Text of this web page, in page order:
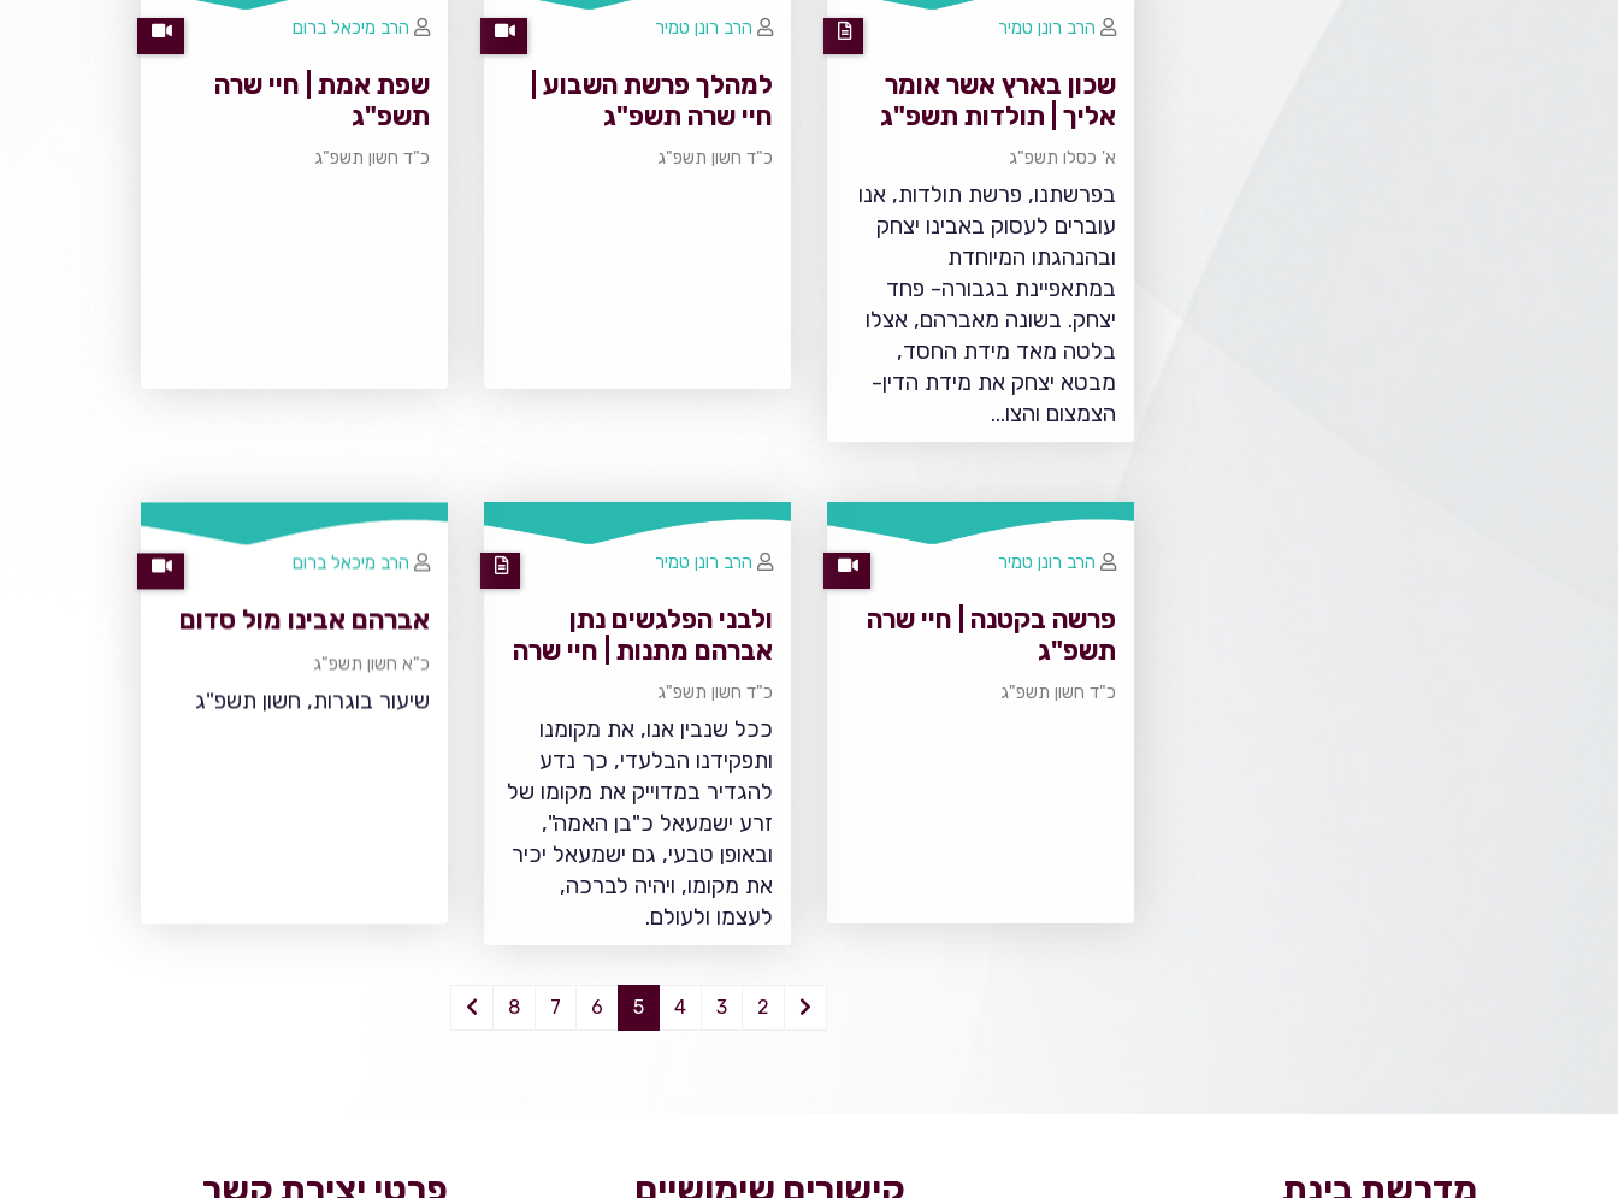
שכון בארץ אשר אומר
אליך | תולדות תשפ"ג
א' כסלו תשפ"ג
בפרשתנו, פרשת תולדות, אנו
עוברים לעסוק באבינו יצחק
ובהנהגתו המיוחדת
במתאפיינת בגבורה- פחד
יצחק. בשונה מאברהם, אצלו
בלטה מאד מידת החסד,
מבטא יצחק את מידת הדין-
הצמצום והצו…
הרב רונן טמיר
למהלך פרשת השבוע |
חיי שרה תשפ"ג
כ"ד חשון תשפ"ג
הרב רונן טמיר
שפת אמת | חיי שרה
תשפ"ג
כ"ד חשון תשפ"ג
הרב מיכאל ברום
פרשה בקטנה | חיי שרה
תשפ"ג
כ"ד חשון תשפ"ג
הרב רונן טמיר
ולבני הפלגשים נתן
אברהם מתנות | חיי שרה
תשפ"ג
כ"ד חשון תשפ"ג
ככל שנבין אנו, את מקומנו
ותפקידנו הבלעדי, כך נדע
להגדיר במדוייק את מקומו של
זרע ישמעאל כ"בן האמה",
ובאופן טבעי, גם ישמעאל יכיר
את מקומו, ויהיה לברכה,
לעצמו ולעולם.
הרב רונן טמיר
אברהם אבינו מול סדום
כ"א חשון תשפ"ג
שיעור בוגרות, חשון תשפ"ג
הרב מיכאל ברום
2
3
4
5
6
7
8